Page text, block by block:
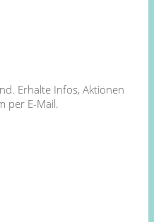
Erhalte Infos, Aktionen
per E-Mail.